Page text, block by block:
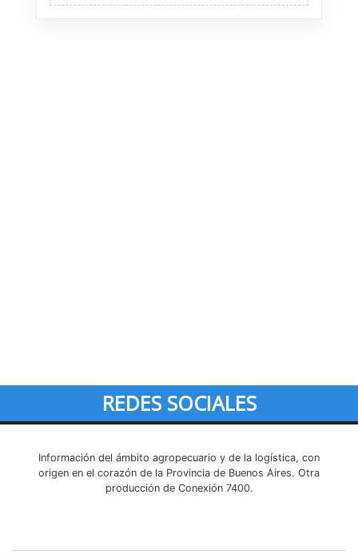
REDES SOCIALES
Información del ámbito agropecuario y de la logística, con
origen en el corazón de la Provincia de Buenos Aires. Otra
producción de Conexión 7400.